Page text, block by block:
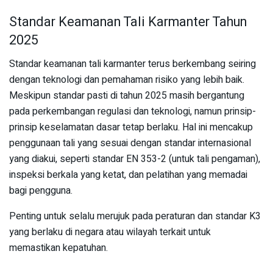
Standar Keamanan Tali Karmanter Tahun
2025
Standar keamanan tali karmanter terus berkembang seiring
dengan teknologi dan pemahaman risiko yang lebih baik.
Meskipun standar pasti di tahun 2025 masih bergantung
pada perkembangan regulasi dan teknologi, namun prinsip-
prinsip keselamatan dasar tetap berlaku. Hal ini mencakup
penggunaan tali yang sesuai dengan standar internasional
yang diakui, seperti standar EN 353-2 (untuk tali pengaman),
inspeksi berkala yang ketat, dan pelatihan yang memadai
bagi pengguna.
Penting untuk selalu merujuk pada peraturan dan standar K3
yang berlaku di negara atau wilayah terkait untuk
memastikan kepatuhan.